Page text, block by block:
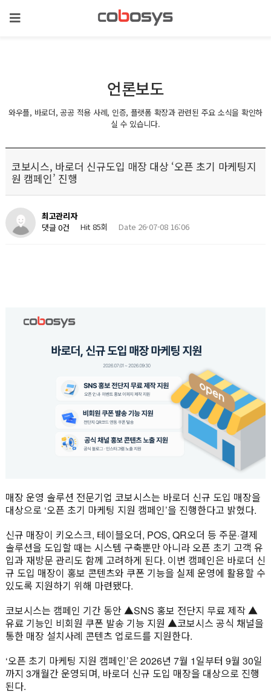
언론보도
와우플, 바로더, 공공 적용 사례, 인증, 플랫폼 확장과 관련된 주요 소식을 확인하
실 수 있습니다.
코보시스, 바로더 신규도입 매장 대상 ‘오픈 초기 마케팅지
원 캠페인’ 진행
최고관리자
댓글 0건
Hit 85회 Date 26-07-08 16:06
매장 운영 솔루션 전문기업 코보시스는 바로더 신규 도입 매장을
대상으로 ‘오픈 초기 마케팅 지원 캠페인’을 진행한다고 밝혔다.
신규 매장이 키오스크, 테이블오더, POS, QR오더 등 주문·결제
솔루션을 도입할 때는 시스템 구축뿐만 아니라 오픈 초기 고객 유
입과 재방문 관리도 함께 고려하게 된다. 이번 캠페인은 바로더 신
규 도입 매장이 홍보 콘텐츠와 쿠폰 기능을 실제 운영에 활용할 수
있도록 지원하기 위해 마련됐다.
코보시스는 캠페인 기간 동안 ▲SNS 홍보 전단지 무료 제작 ▲
유료 기능인 비회원 쿠폰 발송 기능 지원 ▲코보시스 공식 채널을
통한 매장 설치사례 콘텐츠 업로드를 지원한다.
‘오픈 초기 마케팅 지원 캠페인’은 2026년 7월 1일부터 9월 30일
까지 3개월간 운영되며, 바로더 신규 도입 매장을 대상으로 진행
된다.